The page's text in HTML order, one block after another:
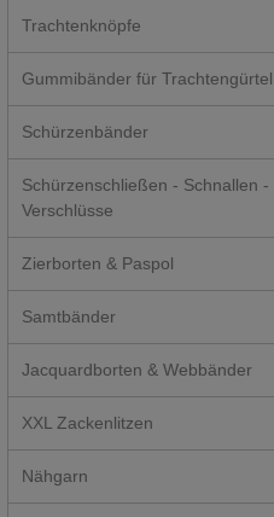
Trachtenknöpfe
Gummibänder für Trachtengürtel
Schürzenbänder
Schürzenschließen - Schnallen -
Verschlüsse
Zierborten & Paspol
Samtbänder
Jacquardborten & Webbänder
XXL Zackenlitzen
Nähgarn